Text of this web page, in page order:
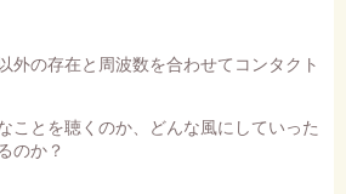
外の存在と周波数を合わせてコンタクト
ことを聴くのか、どんな風にしていった
のか？